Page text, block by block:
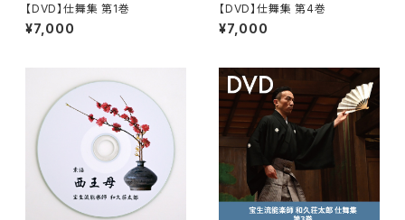
【DVD】仕舞集 第1巻
¥7,000
【DVD】仕舞集 第4巻
¥7,000